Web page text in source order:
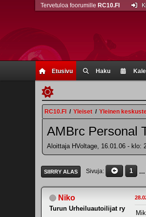
Etusivu Haku
Tervetuloa foorumille RC10.FI
RC10.FI / Yleiset / Yleinen
AMBrc Personal
Aloittaja HVoltage, 16.01.06 - klo:
SIIRRY ALAS Sivuja 1 ...
Niko
Turun Urheiluautoilijat ry